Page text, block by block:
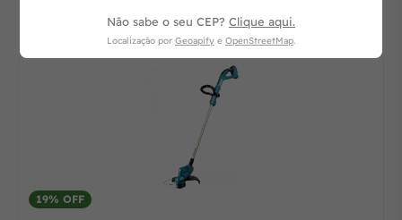
19% OFF
Não sabe o seu CEP? Clique aqui.
Localização por Geoapify e OpenStreetMap.